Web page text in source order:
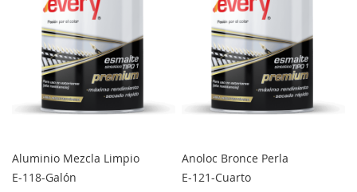
LISTA
DE
DESEOS
LISTA
DE
DESEOS
Aluminio Mezcla Limpio
E-118-Galón
Anoloc Bronce Perla
E-121-Cuarto